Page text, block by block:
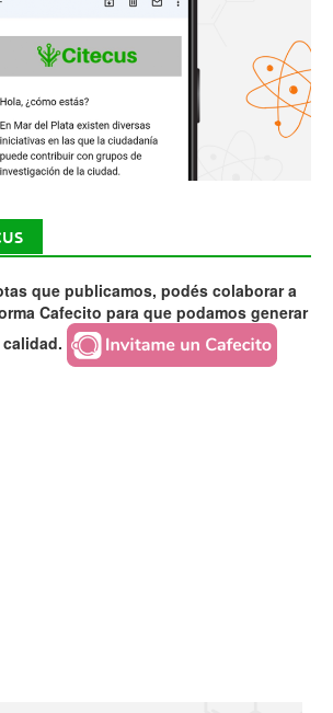
que publicamos, podés colaborar a
Cafecito para que podamos generar